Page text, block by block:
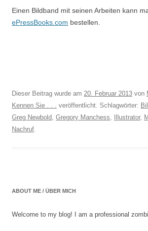
Einen Bildband mit seinen Arbeiten kann
ePressBooks.com bestellen.
Dieser Beitrag wurde am 20. Februar 2013 von
Kennen Sie . . . veröffentlicht. Schlagwörter:
Greg Newbold, Gregory Manchess, Illustrator,
Nachruf.
ABOUT ME / ÜBER MICH
Welcome to my blog! I am a professional